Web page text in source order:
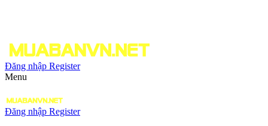
Đăng nhập Register
Menu
Đăng nhập Register